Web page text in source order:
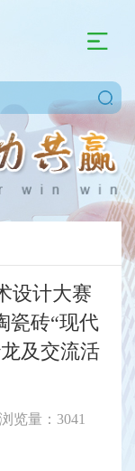
设计大赛
瓷砖“现代
及交流活
览量： 3041